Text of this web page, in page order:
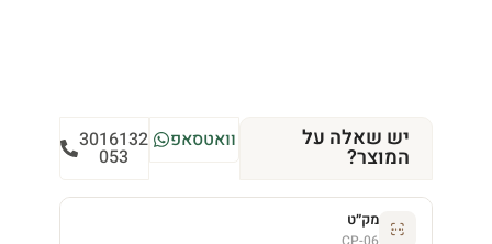
יש שאלה על
המוצר?
וואטסאפ 3016132
053
מק״ט